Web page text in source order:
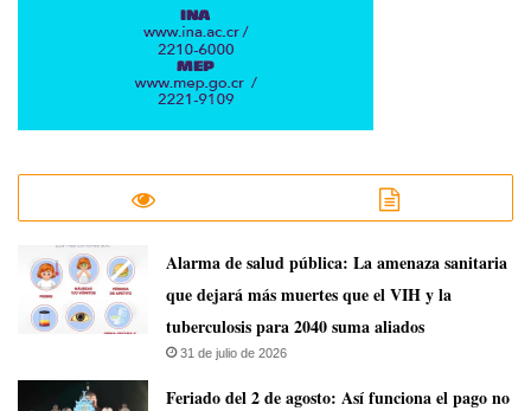
​Alarma de salud pública: La amenaza sanitaria
que dejará más muertes que el VIH y la
tuberculosis para 2040 suma aliados
31 de julio de 2026
Feriado del 2 de agosto: Así funciona el pago no